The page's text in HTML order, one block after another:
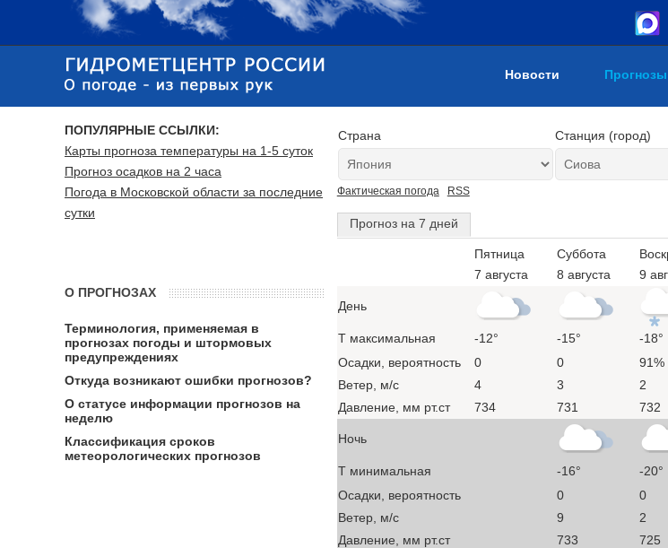
Новости Прогнозы
Страна Станция (город)
Фактическая погода RSS
Прогноз на 7 дней
Пятница
7 августа
Суббота
8 августа
9
День
T максимальная -12° -15° -18°
Осадки, вероятность
0 0 91%
Ветер, м/с
4 3 2
Давление, мм рт.ст
734 731 732
Ночь
T минимальная -16° -20°
Осадки, вероятность
0 0
Ветер, м/с
9 2
Давление, мм рт.ст
733 725
ПОПУЛЯРНЫЕ ССЫЛКИ:
Карты прогноза температуры на 1-5 суток
Прогноз осадков на 2 часа
Погода в Московской области за последние
сутки
О ПРОГНОЗАХ
Терминология, применяемая в
прогнозах погоды и штормовых
предупреждениях
Откуда возникают ошибки прогнозов?
О статусе информации прогнозов на
неделю
Классификация сроков
метеорологических прогнозов